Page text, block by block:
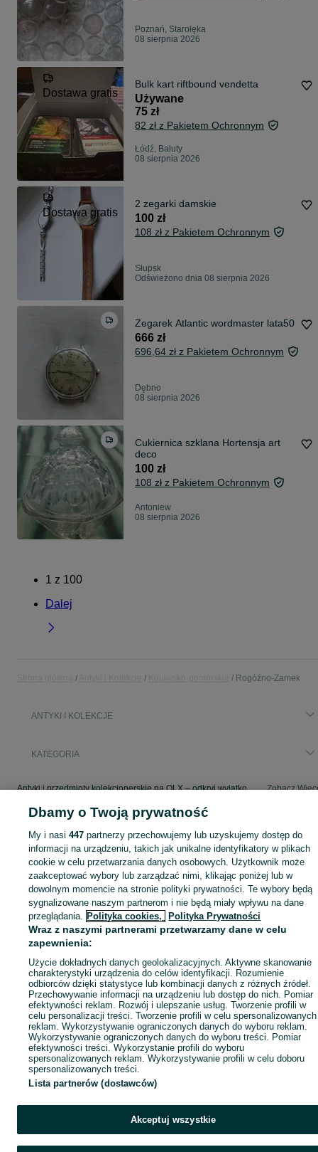
Poznań, Starołęka
08 sierpnia 2026
Dostawa gratis
Bulk kart riftbound vendetta
Używane
75 zł
82 zł z Pakietem Ochronnym
Łódź, Bałuty
08 sierpnia 2026
Dostawa gratis
2 zegarki damskie
100 zł
108 zł z Pakietem Ochronnym
Słupsk
Odświeżono dnia 08 sierpnia 2026
Zegarek Atlantic wordmaster lata50
666 zł
696,64 zł z Pakietem Ochronnym
Dębno
08 sierpnia 2026
Cukiernica szklana Hortensja art
deco
100 zł
108 zł z Pakietem Ochronnym
Antoniew
08 sierpnia 2026
1 z 100
Dalej
Rogóźno-Zamek
ANTYKI I KOLEKCJE
KATEGORIA
Antyki i przedmioty kolekcjonerskie na OLX – odkryj wyjątkowe oferty antyków i rzadkich przedmiotów. Sprawdź unikalne kolekcje! Rogóźno-Zamek i okolice. Zobacz
Mapa kategorii
Mapa miejscowości
Mapa ministron
Popularne wyszukiwania
Dbamy o Twoją prywatność
My i nasi447 partnerzy przechowujemy lub uzyskujemy dostęp do
informacji na urządzeniu, takich jak unikalne identyfikatory w plikach
cookie w celu przetwarzania danych osobowych. Użytkownik może
zaakceptować wybory lub zarządzać nimi, klikając poniżej lub w
dowolnym momencie na stronie polityki prywatności. Te wybory będą
sygnalizowane naszym partnerom i nie będą miały wpływu na dane
przeglądania. Polityka cookies, Polityka Prywatności
Wraz z naszymi partnerami przetwarzamy dane w celu
zapewnienia:
Użycie dokładnych danych geolokalizacyjnych. Aktywne skanowanie
charakterystyki urządzenia do celów identyfikacji. Rozumienie
odbiorców dzięki statystyce lub kombinacji danych z różnych źródeł.
Przechowywanie informacji na urządzeniu lub dostęp do nich. Pomiar
efektywności reklam. Rozwój i ulepszanie usług. Tworzenie profili w
celu personalizacji treści. Tworzenie profili w celu spersonalizowanych
reklam. Wykorzystywanie ograniczonych danych do wyboru reklam.
Wykorzystywanie ograniczonych danych do wyboru treści. Pomiar
efektywności treści. Wykorzystanie profili do wyboru
spersonalizowanych reklam. Wykorzystywanie profili w celu doboru
spersonalizowanych treści.
Lista partnerów (dostawców)
Akceptuj wszystkie